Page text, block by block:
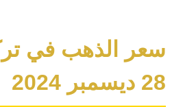
سعر الذهب في
28 ديسمبر 2024